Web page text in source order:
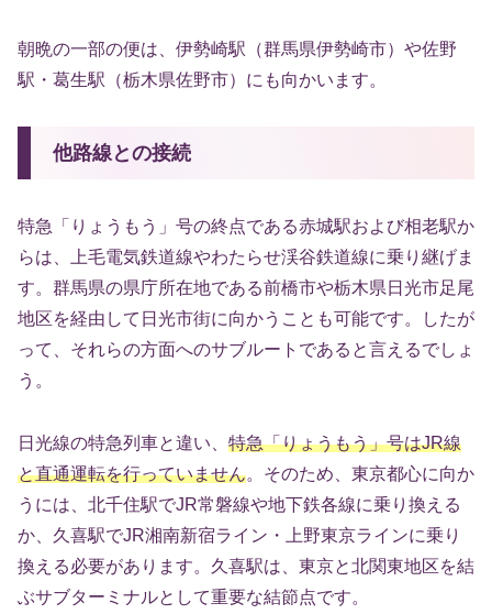
朝晩の一部の便は、伊勢崎駅（群馬県伊勢崎市）や佐野
駅・葛生駅（栃木県佐野市）にも向かいます。
他路線との接続
特急「りょうもう」号の終点である赤城駅および相老駅か
らは、上毛電気鉄道線やわたらせ渓谷鉄道線に乗り継げま
す。群馬県の県庁所在地である前橋市や栃木県日光市足尾
地区を経由して日光市街に向かうことも可能です。したが
って、それらの方面へのサブルートであると言えるでしょ
う。
日光線の特急列車と違い、 特急「りょうもう」号はJR線
と直通運転を行っていません。そのため、東京都心に向か
うには、北千住駅でJR常磐線や地下鉄各線に乗り換える
か、久喜駅でJR湘南新宿ライン・上野東京ラインに乗り
換える必要があります。久喜駅は、東京と北関東地区を結
ぶサブターミナルとして重要な結節点です。